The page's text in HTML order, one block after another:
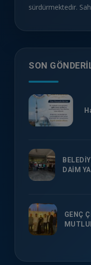
sürdürmektedir.
SON
DAİM
GENÇ